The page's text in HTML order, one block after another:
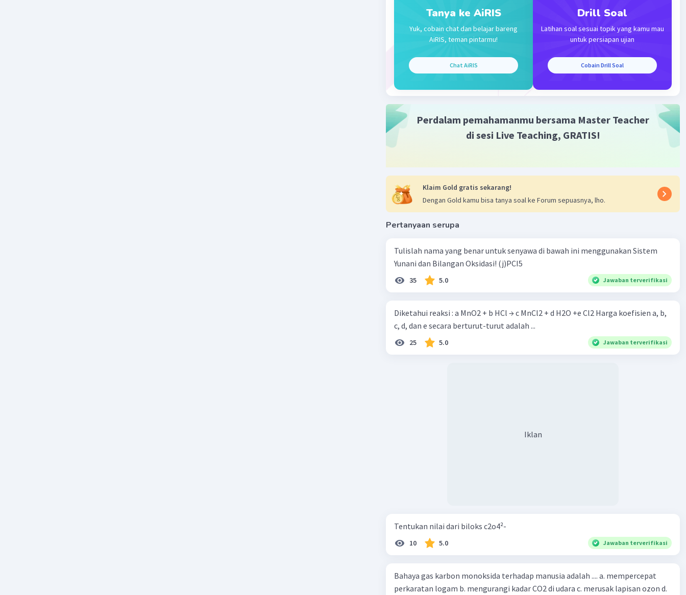
Tanya ke AiRIS
Yuk, cobain chat dan belajar bareng
AiRIS, teman pintarmu!
Chat AiRIS
Drill Soal
Latihan soal sesuai topik yang kamu mau
untuk persiapan ujian
Cobain Drill Soal
Perdalam pemahamanmu bersama Master Teacher
di sesi Live Teaching, GRATIS!
Klaim Gold gratis sekarang!
Dengan Gold kamu bisa tanya soal ke Forum sepuasnya, lho.
Pertanyaan serupa
Tulislah nama yang benar untuk senyawa di bawah ini menggunakan Sistem
Yunani dan Bilangan Oksidasi! (j)PCI5
35 5.0 Jawaban terverifikasi
Diketahui reaksi : a MnO2 + b HCl → c MnCl2 + d H2O +e Cl2 Harga koefisien a, b,
c, d, dan e secara berturut-turut adalah ...
25 5.0 Jawaban terverifikasi
Iklan
Tentukan nilai dari biloks c2o4²-
10 5.0 Jawaban terverifikasi
Bahaya gas karbon monoksida terhadap manusia adalah .... a. mempercepat
perkaratan logam b. mengurangi kadar CO2 di udara c. merusak lapisan ozon d.